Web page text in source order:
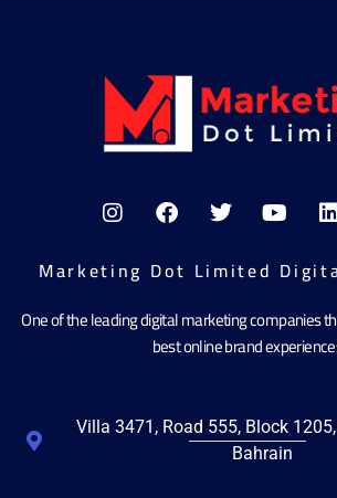
Marketing Dot Limited
One of the leading digital marketing companies
best online brand
Villa 3471, Road 555, Block
Bahrain